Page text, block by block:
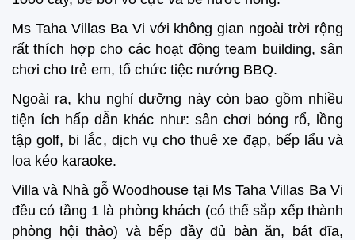
Ms Taha Villas Ba Vi với không gian ngoài trời rộng
rất thích hợp cho các hoạt động team building, sân
chơi cho trẻ em, tổ chức tiệc nướng BBQ.
Ngoài ra, khu nghỉ dưỡng này còn bao gồm nhiều
tiện ích hấp dẫn khác như: sân chơi bóng rổ, lồng
tập golf, bi lắc, dịch vụ cho thuê xe đạp, bếp lẩu và
loa kéo karaoke.
Villa và Nhà gỗ Woodhouse tại Ms Taha Villas Ba Vi
đều có tầng 1 là phòng khách (có thể sắp xếp thành
phòng hội thảo) và bếp đầy đủ bàn ăn, bát đĩa,